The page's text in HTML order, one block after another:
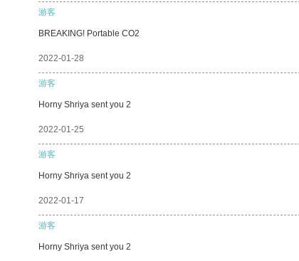
游客
BREAKING! Portable CO2
2022-01-28
游客
Horny Shriya sent you 2
2022-01-25
游客
Horny Shriya sent you 2
2022-01-17
游客
Horny Shriya sent you 2